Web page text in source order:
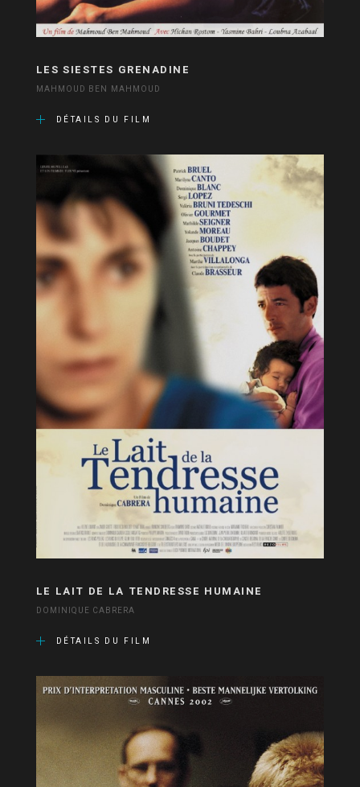
LES SIESTES GRENADINE
MAHMOUD BEN MAHMOUD
DÉTAILS DU FILM
LE LAIT DE LA TENDRESSE HUMAINE
DOMINIQUE CABRERA
DÉTAILS DU FILM